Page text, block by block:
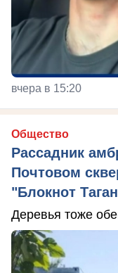
вчера в 15:20
Общество
Рассадник
Почтовом
"Блокнот
Деревья тоже